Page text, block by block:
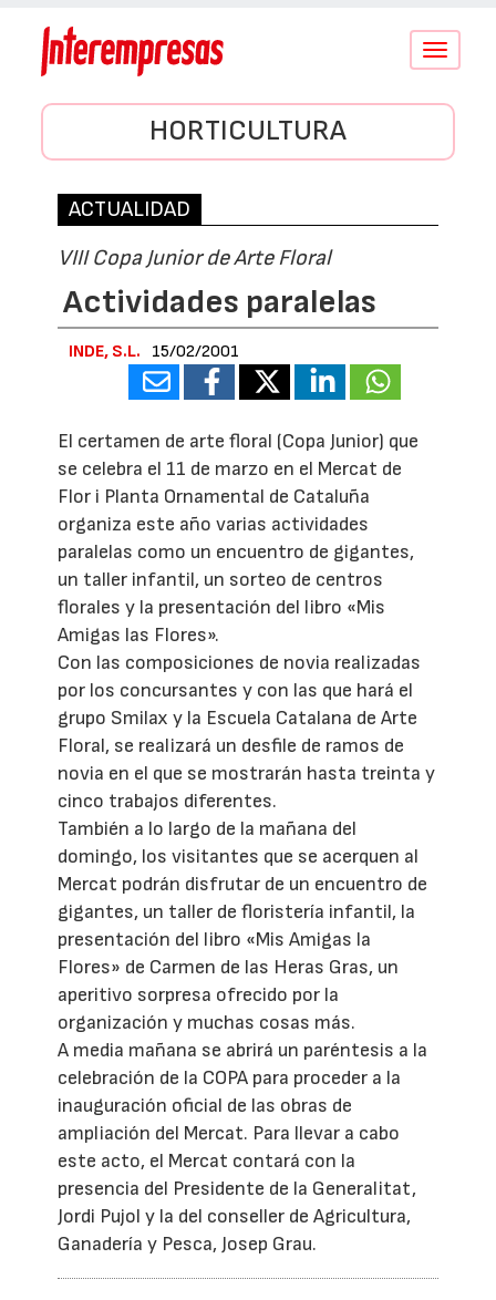
Conmutar
HORTICULTURA
ACTUALIDAD
VIII Copa Junior de Arte Floral
Actividades paralelas
INDE, S.L. 15/02/2001
El certamen de arte floral (Copa Junior) que
se celebra el 11 de marzo en el Mercat de
Flor i Planta Ornamental de Cataluña
organiza este año varias actividades
paralelas como un encuentro de gigantes,
un taller infantil, un sorteo de centros
florales y la presentación del libro «Mis
Amigas las Flores».
Con las composiciones de novia realizadas
por los concursantes y con las que hará el
grupo Smilax y la Escuela Catalana de Arte
Floral, se realizará un desfile de ramos de
novia en el que se mostrarán hasta treinta y
cinco trabajos diferentes.
También a lo largo de la mañana del
domingo, los visitantes que se acerquen al
Mercat podrán disfrutar de un encuentro de
gigantes, un taller de floristería infantil, la
presentación del libro «Mis Amigas la
Flores» de Carmen de las Heras Gras, un
aperitivo sorpresa ofrecido por la
organización y muchas cosas más.
A media mañana se abrirá un paréntesis a la
celebración de la COPA para proceder a la
inauguración oficial de las obras de
ampliación del Mercat. Para llevar a cabo
este acto, el Mercat contará con la
presencia del Presidente de la Generalitat,
Jordi Pujol y la del conseller de Agricultura,
Ganadería y Pesca, Josep Grau.